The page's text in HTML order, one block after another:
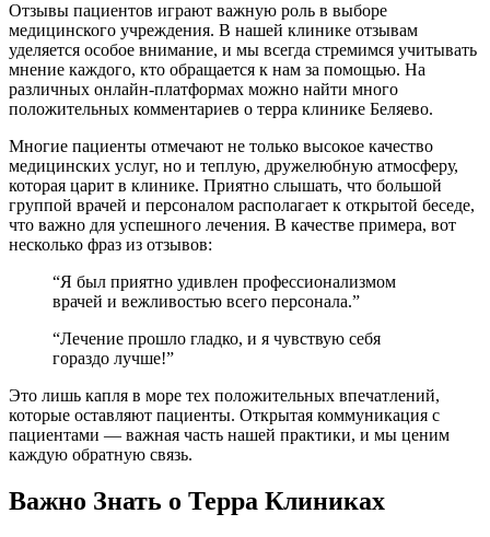
Отзывы пациентов играют важную роль в выборе
медицинского учреждения. В нашей клинике отзывам
уделяется особое внимание, и мы всегда стремимся учитывать
мнение каждого, кто обращается к нам за помощью. На
различных онлайн-платформах можно найти много
положительных комментариев о терра клинике Беляево.
Многие пациенты отмечают не только высокое качество
медицинских услуг, но и теплую, дружелюбную атмосферу,
которая царит в клинике. Приятно слышать, что большой
группой врачей и персоналом располагает к открытой беседе,
что важно для успешного лечения. В качестве примера, вот
несколько фраз из отзывов:
“Я был приятно удивлен профессионализмом
врачей и вежливостью всего персонала.”
“Лечение прошло гладко, и я чувствую себя
гораздо лучше!”
Это лишь капля в море тех положительных впечатлений,
которые оставляют пациенты. Открытая коммуникация с
пациентами — важная часть нашей практики, и мы ценим
каждую обратную связь.
Важно Знать о Терра Клиниках